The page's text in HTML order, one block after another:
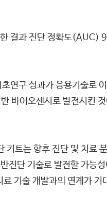
한 결과 진단 정확도
연구 성과가 응용기술로
바이오센서로 발전시킨
키트는 향후 진단 및 치료
진단 기술로 발전할 가능
기술 개발과의 연계가 기